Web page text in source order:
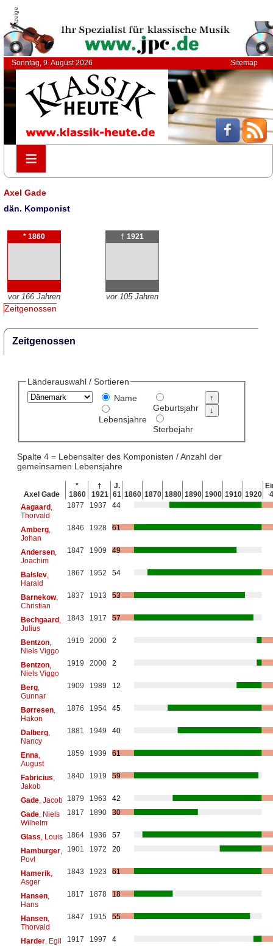
Anzeige
Sonntag, 9. August 2026 Sitemap
≡
≡
Axel Gade
dän. Komponist
* 1860
vor 166 Jahren
† 1921
vor 105 Jahren
Zeitgenossen
Zeitgenossen
Länderauswahl / Sortieren
Name
Lebensjahre
Geburtsjahr
Sterbejahr
Spalte 4 = Lebensalter des Komponisten / Anzahl der
gemeinsamen Lebensjahre
Axel Gade
*
1860
†
1921
J.
61 1860 1870 1880 1890 1900 1910 1920
Aagaard,
Thorvald
1877 1937 44
Amberg,
Johan
1846 1928 61
Andersen,
Joachim
1847 1909 49
Balslev,
Harald
1867 1952 54
Barnekow,
Christian
1837 1913 53
Bechgaard,
Julius
1843 1917 57
Bentzon,
Niels Viggo
1919 2000 2
Bentzon,
Niels Viggo
1919 2000 2
Berg,
Gunnar
1909 1989 12
Børresen,
Hakon
1876 1954 45
Dalberg,
Nancy
1881 1949 40
Enna
August
1859 1939 61
Fabricius
Jakob
1840 1919 59
Gade, Jacob 1879 1963
42
Gade, Niels
Wilhelm
1817 1890 30
Glass , Louis 1864 1936
57
Hamburger,
Povl
1901 1972 20
Hamerik,
Asger
1843 1923 61
Hansen,
Hans
1817 1878 18
Hansen,
Thorvald
1847 1915 55
Harder, Egil 1917 1997
4